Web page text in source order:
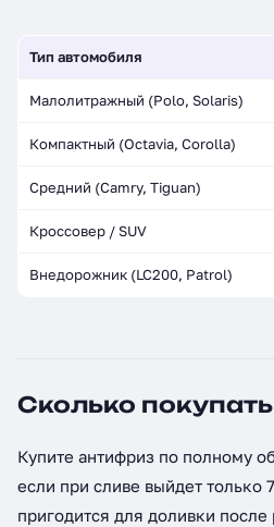
Тип автомобиля
Малолитражный (Polo, Solaris)
Компактный (Octavia, Corolla)
Средний (Camry, Tiguan)
Кроссовер / SUV
Внедорожник (LC200, Patrol)
Сколько
Купите антифриз по полному
если при сливе выйдет только
пригодится для доливки